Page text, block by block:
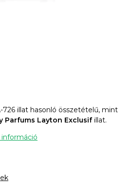
726 illat hasonló összetételű, mint
Parfums Layton Exclusifillat.